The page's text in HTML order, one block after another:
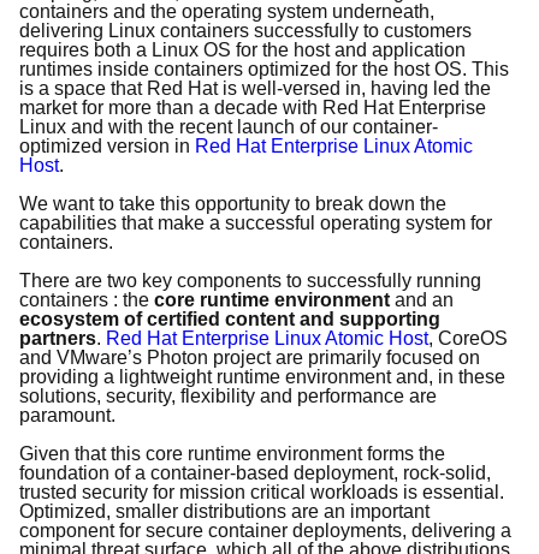
containers and the operating system underneath,
delivering Linux containers successfully to customers
requires both a Linux OS for the host and application
runtimes inside containers optimized for the host OS. This
is a space that Red Hat is well-versed in, having led the
market for more than a decade with Red Hat Enterprise
Linux and with the recent launch of our container-
optimized version in Red Hat Enterprise Linux Atomic
Host.
We want to take this opportunity to break down the
capabilities that make a successful operating system for
containers.
There are two key components to successfully running
containers : the core runtime environment and an
ecosystem of certified content and supporting
partners. Red Hat Enterprise Linux Atomic Host, CoreOS
and VMware’s Photon project are primarily focused on
providing a lightweight runtime environment and, in these
solutions, security, flexibility and performance are
paramount.
Given that this core runtime environment forms the
foundation of a container-based deployment, rock-solid,
trusted security for mission critical workloads is essential.
Optimized, smaller distributions are an important
component for secure container deployments, delivering a
minimal threat surface, which all of the above distributions